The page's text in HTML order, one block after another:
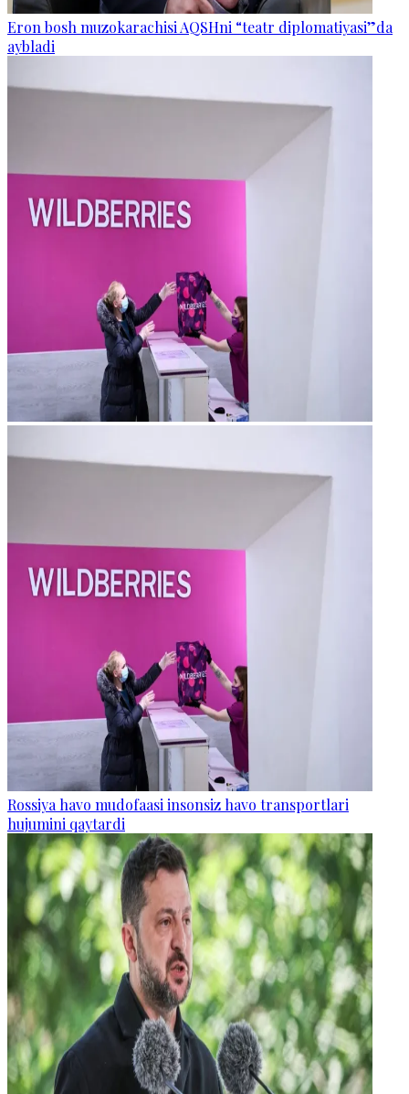
Eron bosh muzokarachisi AQSHni “teatr diplomatiyasi”da
aybladi
Rossiya havo mudofaasi insonsiz havo transportlari
hujumini qaytardi